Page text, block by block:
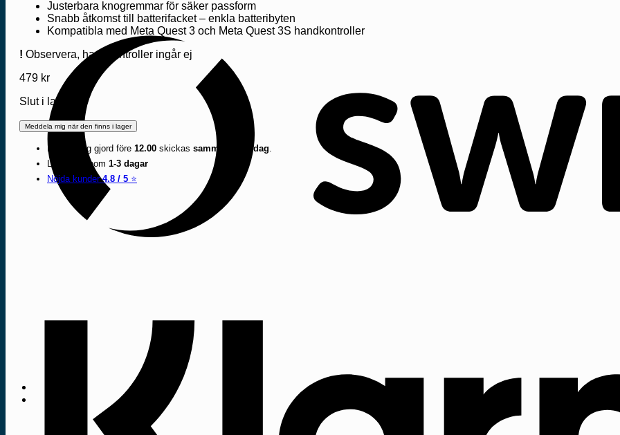
Justerbara knogremmar för säker passform
Snabb åtkomst till batterifacket – enkla batteribyten
Kompatibla med Meta Quest 3 och Meta Quest 3S handkontroller
! Observera, handkontroller ingår ej
479 kr
Slut i lager
Beställning gjord före 12.00 skickas samma arbetsdag
Leverans inom 1-3 dagar
Nöjda kunder4.8 / 5 ⭐